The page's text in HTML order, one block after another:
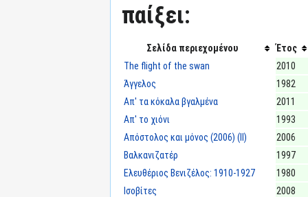
παίξει:
Σελίδα περιεχομένου
Έτος
The flight of the swan
2010
Άγγελος
1982
Απ' τα κόκαλα βγαλμένα
2011
Απ' το χιόνι
1993
Απόστολος και μόνος (2006) (II)
2006
Βαλκανιζατέρ
1997
Ελευθέριος Βενιζέλος: 1910-1927
1980
Ισοβίτες
2008